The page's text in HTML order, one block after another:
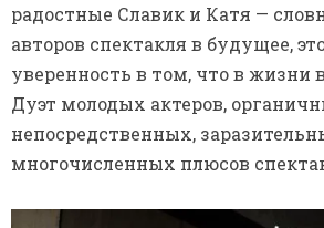
радостные Славик и Катя —
авторов спектакля в будущее,
уверенность в том, что в жизни
Дуэт молодых актеров,
непосредственных,
многочисленных плюсов